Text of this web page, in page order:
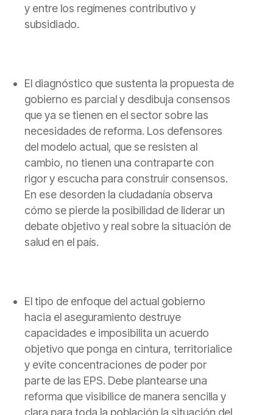
y entre los regímenes contributivo y
subsidiado.
El diagnóstico que sustenta la propuesta de
gobierno es parcial y desdibuja consensos
que ya se tienen en el sector sobre las
necesidades de reforma. Los defensores
del modelo actual, que se resisten al
cambio, no tienen una contraparte con
rigor y escucha para construir consensos.
En ese desorden la ciudadanía observa
cómo se pierde la posibilidad de liderar un
debate objetivo y real sobre la situación de
salud en el país.
El tipo de enfoque del actual gobierno
hacia el aseguramiento destruye
capacidades e imposibilita un acuerdo
objetivo que ponga en cintura, territorialice
y evite concentraciones de poder por
parte de las EPS. Debe plantearse una
reforma que visibilice de manera sencilla y